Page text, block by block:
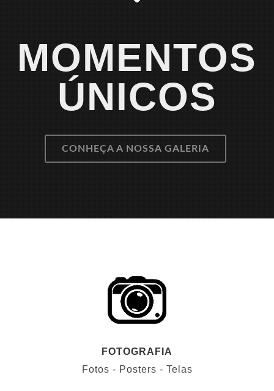
MOMENTOS
ÚNICOS
CONHEÇA A NOSSA GALERIA
FOTOGRAFIA
Fotos - Posters - Telas